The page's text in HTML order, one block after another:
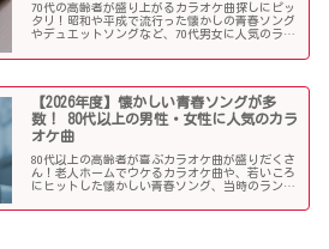
70代の高齢者が盛り上がるカラオケ曲探しにピッ
タリ！昭和や平成で流行った懐かしの青春ソング
やデュエットソングなど、70代男女に人気のラン
ウケる曲、老人に喜ばれる曲が詰まったラインナ
【2026年度】懐かしい青春ソングが多
数！ 80代以上の男性・女性に人気のカラ
オケ曲
80代以上の高齢者が喜ぶカラオケ曲が盛りだくさ
ん！老人ホームでウケるカラオケ曲や、若いころ
にヒットした懐かしい青春ソング、当時のランキ
た！